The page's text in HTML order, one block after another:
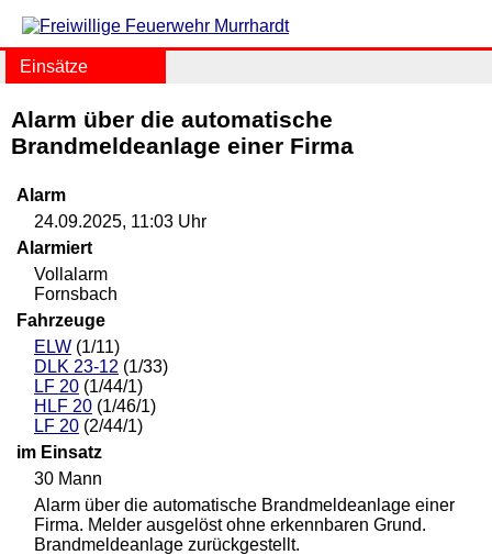
Einsätze
Alarm über die automatische
Brandmeldeanlage einer Firma
Alarm
24.09.2025, 11:03 Uhr
Alarmiert
Vollalarm
Fornsbach
Fahrzeuge
ELW (1/11)
DLK 23-12 (1/33)
LF 20 (1/44/1)
HLF 20 (1/46/1)
LF 20 (2/44/1)
im Einsatz
30 Mann
Alarm über die automatische Brandmeldeanlage einer
Firma. Melder ausgelöst ohne erkennbaren Grund.
Brandmeldeanlage zurückgestellt.